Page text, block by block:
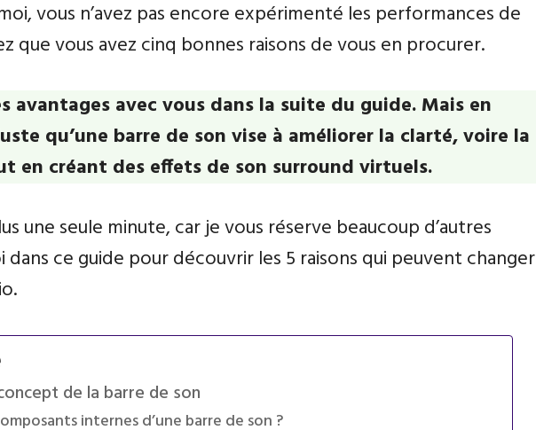
vous n’avez pas encore expérimenté les performances de
que vous avez cinq bonnes raisons de vous en procurer.
avantages avec vous dans la suite du guide. Mais en
qu’une barre de son vise à améliorer la clarté, voire la
en créant des effets de son surround virtuels.
une seule minute, car je vous réserve beaucoup d’autres
dans ce guide pour découvrir les 5 raisons qui peuvent changer
de la barre de son
internes d’une barre de son ?